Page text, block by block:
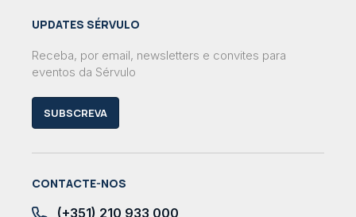
UPDATES SÉRVULO
Receba, por email, newsletters e convites para
eventos da Sérvulo
SUBSCREVA
CONTACTE-NOS
(+351) 210 933 000